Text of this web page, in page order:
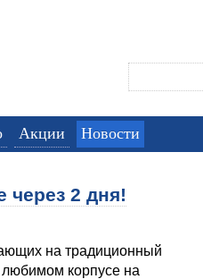
Акции Новости
через 2 дня!
на традиционный
корпусе на